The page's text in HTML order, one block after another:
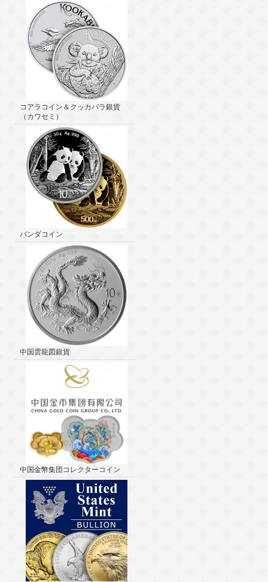
コアラコイン＆クッカバラ銀貨
（カワセミ）
パンダコイン
中国雲龍図銀貨
中国金幣集団コレクターコイン